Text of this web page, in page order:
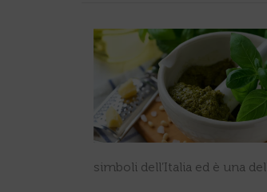
simboli dell’Italia ed è una